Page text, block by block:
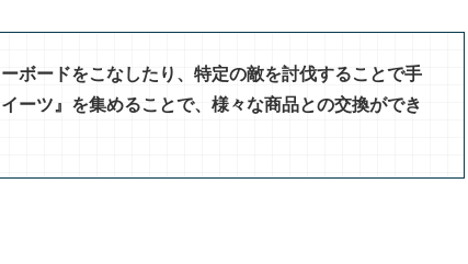
ボードをこなしたり、特定の敵を討伐することで手
ーツ』を集めることで、様々な商品との交換ができ